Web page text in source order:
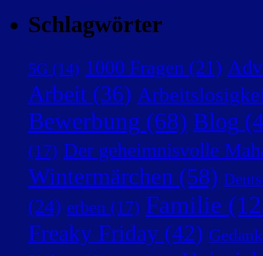
Schlagwörter
5G (14) 1000 Fragen (21)
Arbeit (36)
Bewerbung (68) Blog
(17) Der geheimnisvolle
Wintermärchen (58)
(24) erben (17) Familie
Freaky Friday (42)